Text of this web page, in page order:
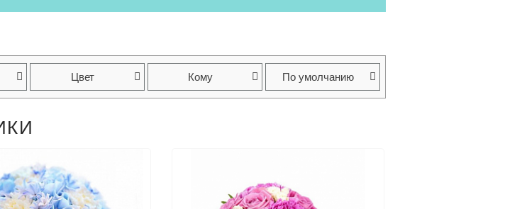
Цвет Кому По умолчанию